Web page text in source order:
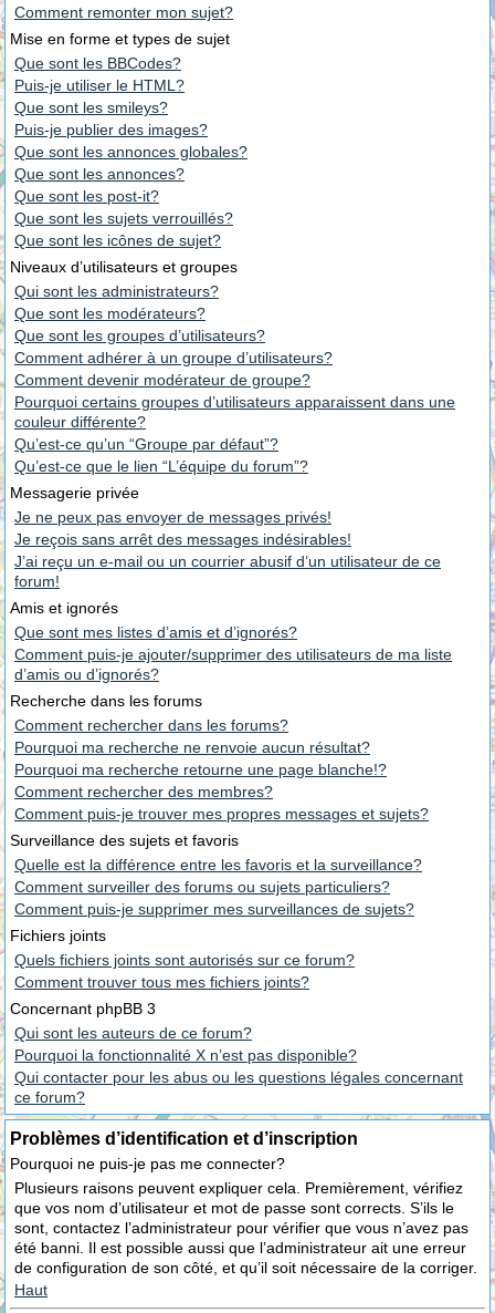
Comment remonter mon sujet?
Mise en forme et types de sujet
Que sont les BBCodes?
Puis-je utiliser le HTML?
Que sont les smileys?
Puis-je publier des images?
Que sont les annonces globales?
Que sont les annonces?
Que sont les post-it?
Que sont les sujets verrouillés?
Que sont les icônes de sujet?
Niveaux d’utilisateurs et groupes
Qui sont les administrateurs?
Que sont les modérateurs?
Que sont les groupes d’utilisateurs?
Comment adhérer à un groupe d’utilisateurs?
Comment devenir modérateur de groupe?
Pourquoi certains groupes d’utilisateurs apparaissent dans une
couleur différente?
Qu’est-ce qu’un “Groupe par défaut”?
Qu’est-ce que le lien “L’équipe du forum”?
Messagerie privée
Je ne peux pas envoyer de messages privés!
Je reçois sans arrêt des messages indésirables!
J’ai reçu un e-mail ou un courrier abusif d’un utilisateur de ce
forum!
Amis et ignorés
Que sont mes listes d’amis et d’ignorés?
Comment puis-je ajouter/supprimer des utilisateurs de ma liste
d’amis ou d’ignorés?
Recherche dans les forums
Comment rechercher dans les forums?
Pourquoi ma recherche ne renvoie aucun résultat?
Pourquoi ma recherche retourne une page blanche!?
Comment rechercher des membres?
Comment puis-je trouver mes propres messages et sujets?
Surveillance des sujets et favoris
Quelle est la différence entre les favoris et la surveillance?
Comment surveiller des forums ou sujets particuliers?
Comment puis-je supprimer mes surveillances de sujets?
Fichiers joints
Quels fichiers joints sont autorisés sur ce forum?
Comment trouver tous mes fichiers joints?
Concernant phpBB 3
Qui sont les auteurs de ce forum?
Pourquoi la fonctionnalité X n’est pas disponible?
Qui contacter pour les abus ou les questions légales concernant
ce forum?
Problèmes d’identification et d’inscription
Pourquoi ne puis-je pas me connecter?
Plusieurs raisons peuvent expliquer cela. Premièrement, vérifiez
que vos nom d’utilisateur et mot de passe sont corrects. S’ils le
sont, contactez l’administrateur pour vérifier que vous n’avez pas
été banni. Il est possible aussi que l’administrateur ait une erreur
de configuration de son côté, et qu’il soit nécessaire de la corriger.
Haut